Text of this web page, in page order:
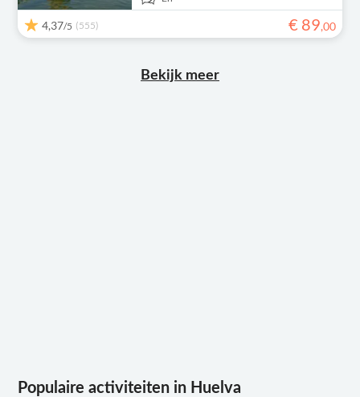
4,37/5 (555) € 89,00
Bekijk meer
Populaire activiteiten in Huelva